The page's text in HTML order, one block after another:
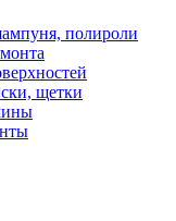
полироли
щетки